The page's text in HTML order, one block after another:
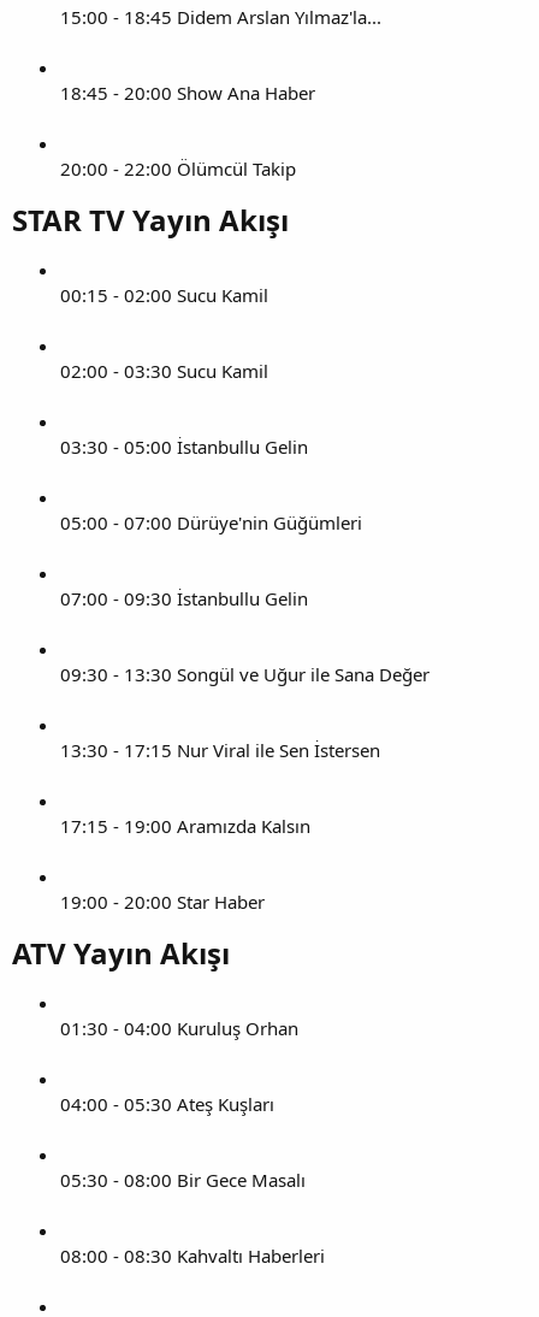
15:00 - 18:45 Didem Arslan Yılmaz'la...
18:45 - 20:00 Show Ana Haber
20:00 - 22:00 Ölümcül Takip
STAR TV Yayın Akışı​
00:15 - 02:00 Sucu Kamil
02:00 - 03:30 Sucu Kamil
03:30 - 05:00 İstanbullu Gelin
05:00 - 07:00 Dürüye'nin Güğümleri
07:00 - 09:30 İstanbullu Gelin
09:30 - 13:30 Songül ve Uğur ile Sana Değer
13:30 - 17:15 Nur Viral ile Sen İstersen
17:15 - 19:00 Aramızda Kalsın
19:00 - 20:00 Star Haber
ATV Yayın Akışı​
01:30 - 04:00 Kuruluş Orhan
04:00 - 05:30 Ateş Kuşları
05:30 - 08:00 Bir Gece Masalı
08:00 - 08:30 Kahvaltı Haberleri